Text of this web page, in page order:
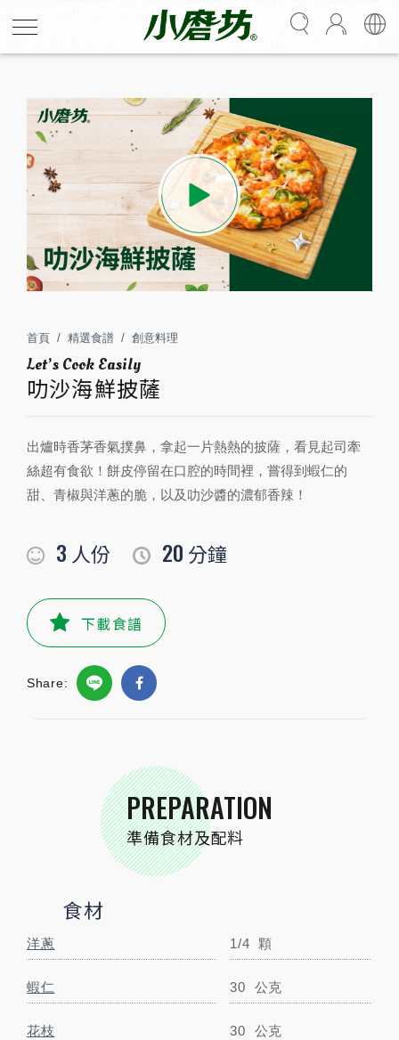
首頁 精選食譜 創意料理
叻沙海鮮披薩
出爐時香茅香氣撲鼻，拿起一片熱熱的披薩，看見起司牽
絲超有食欲！餅皮停留在口腔的時間裡，嘗得到蝦仁的
甜、青椒與洋蔥的脆，以及叻沙醬的濃郁香辣！
3 人份 20 分鐘
下載食譜
Share:
PREPARATION
準備食材及配料
食材
洋蔥 1/4 顆
蝦仁 30 公克
花枝 30 公克
叻沙海鮮披薩
出爐時香茅香氣撲鼻，拿起一片熱熱的披薩，看見起司牽
甜、青椒與洋蔥的脆，以及叻沙醬的濃郁香辣！
3人份
PREPARATION
準備食材及配料
蝦仁
30
小磨坊精選調味
小磨坊南洋叻沙醬 包
STEP BY STEP
跟著步驟一起做料理